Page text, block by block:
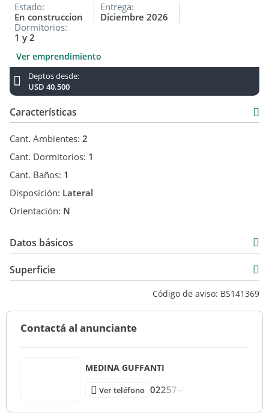
Estado:
En construccion
Entrega:
Diciembre 2026
Dormitorios:
1 y 2
Ver emprendimiento
Deptos desde:
USD 40.500
Características
Cant. Ambientes: 2
Cant. Dormitorios: 1
Cant. Baños: 1
Disposición: Lateral
Orientación: N
Datos básicos
USD 49.500
Superficie
Código de aviso: BS141369
Contactá al anunciante
MEDINA GUFFANTI
Ver teléfono 02257-4